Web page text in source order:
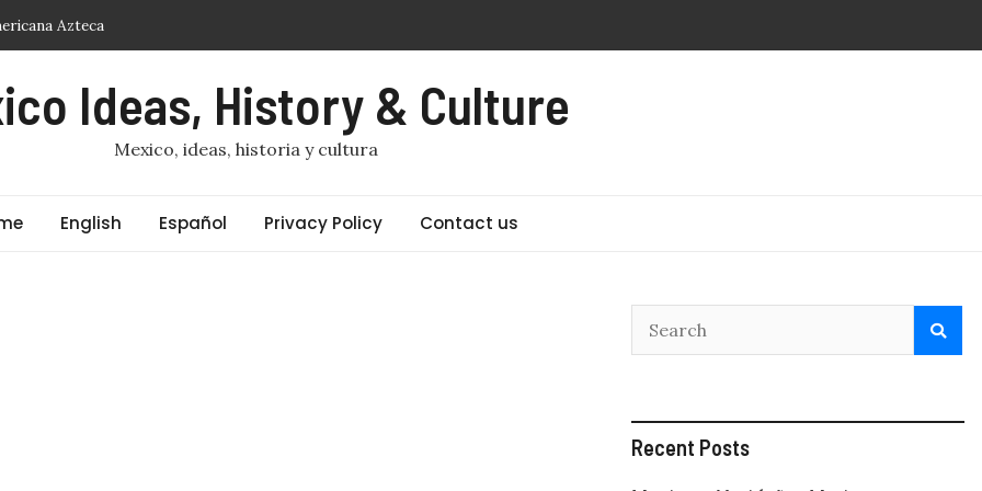
Azteca
de vivos
Ideas, History & Culture
Mexico, ideas, historia y cultura
English Español Privacy Policy Contact us
Recent Posts